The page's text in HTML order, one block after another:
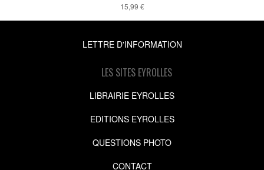
15,99 €
LETTRE D'INFORMATION
LES SITES EYROLLES
LIBRAIRIE EYROLLES
EDITIONS EYROLLES
QUESTIONS PHOTO
CONTACT